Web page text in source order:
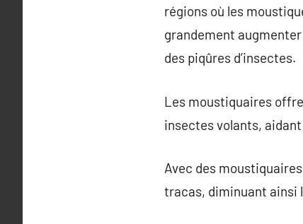
régions où les
grandement
des piqûres d’insectes.
Les moustiquaires
insectes volants,
Avec des
tracas, diminuant ainsi